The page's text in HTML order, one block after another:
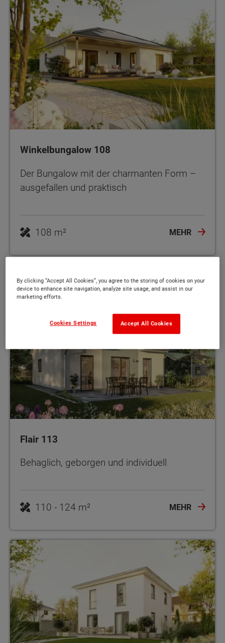
Winkelbungalow 108
Der Bungalow mit der charmanten Form –
ausgefallen und praktisch
108 m² MEHR
Flair 113
Behaglich, geborgen und individuell
110 - 124 m² MEHR
By clicking “Accept All Cookies”, you agree to the storing of cookies on your
device to enhance site navigation, analyze site usage, and assist in our
marketing efforts.
Accept All Cookies
Cookies Settings